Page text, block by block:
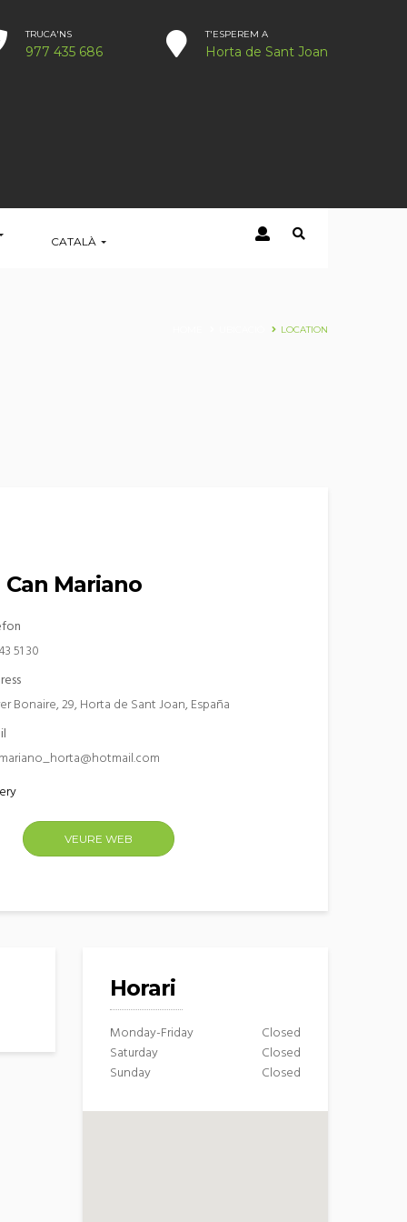
TRUCA'NS
977 435 686
T'ESPEREM A
Horta de Sant Joan
CATALÀ
LOCATION
Can Mariano
51 30
Bonaire, 29, Horta de Sant Joan, España
VEURE WEB
Horari
Monday-Friday
Closed
Saturday
Closed
Sunday
Closed